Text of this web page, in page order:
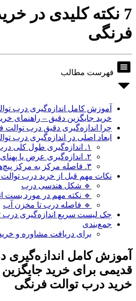
7 نکته کلیدی در
فرنگی
فهرست مطالب
آموزش کامل اندازه‌گیری درب
خرید جایگزین دقیق – راهنمای
چرا اندازه‌گیری دقیق درب توالت
ابعاد اصلی در اندازه‌گیری درب
۱. اندازه‌گیری طول کلی درب توالت فرنگی
۲. اندازه‌گیری عرض یا پهنای در توالت فرنگی
۳. فاصله مرکز به مرکز پیچ‌های اتصال
نکات مهم قبل از خرید درب
🔹 شکل هندسی درب
🔹 نکته مهم در مورد بست
🔹 فاصله درب تا مخزن آب
چک‌ لیست سریع اندازه‌گیری درب
جمع‌بندی
برای دریافت مشاوره و خرید
آموزش کامل اندازه‌گیری
قدیمی برای خرید
خرید درب توالت فرنگی